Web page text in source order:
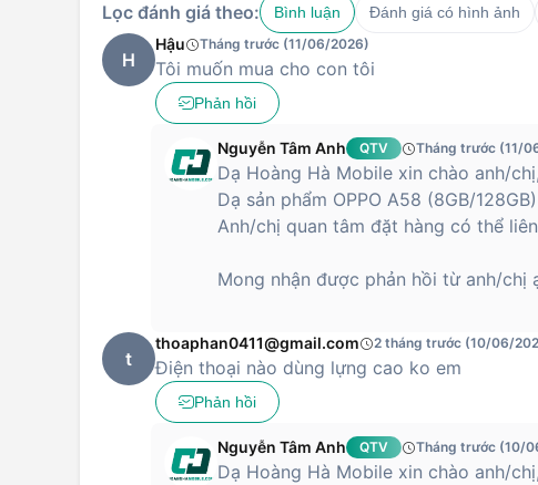
Lọc đánh giá theo: Bình luận Đánh giá có hình ảnh
H
Hậu Tháng trước (11/06/2026)
Tôi muốn mua cho con tôi
Phản hồi
Nguyễn Tâm Anh QTV Tháng trước (11/
Dạ Hoàng Hà Mobile xin chào anh/chị,
Dạ sản phẩm OPPO A58 (8GB/
Anh/chị quan tâm đặt hàng có thể
Mong nhận được phản hồi từ anh/chị
t
thoaphan0411@gmail.com 2 tháng trước (10/06/
Điện thoại nào dùng lựng cao ko em
Phản hồi
Nguyễn Tâm Anh QTV Tháng trước (10/
Dạ Hoàng Hà Mobile xin chào anh/chị,